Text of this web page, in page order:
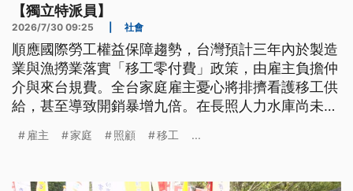
【獨立特派員】
2026/7/30 09:25 社會
順應國際勞工權益保障趨勢，台灣預計三年內於製造
業與漁撈業落實「移工零付費」政策，由雇主負擔仲
介與來台規費。全台家庭雇主憂心將排擠看護移工供
給，甚至導致開銷暴增九倍。在長照人力水庫尚未健
空窗與經濟重擔的困境，呼籲政府亦應正視雇主的生
雇主 家庭 照顧 移工 ...